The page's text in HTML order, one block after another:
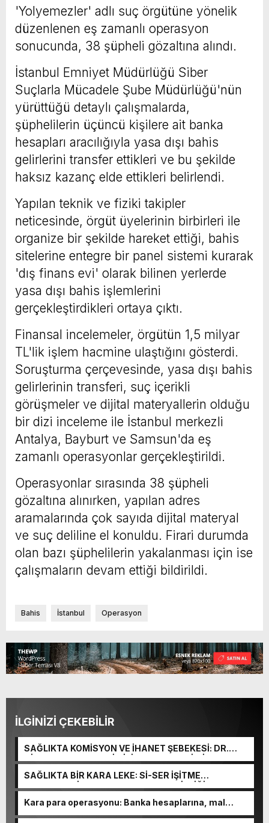
'Yolyemezler' adlı suç örgütüne yönelik
düzenlenen eş zamanlı operasyon
sonucunda, 38 şüpheli gözaltına alındı.
İstanbul Emniyet Müdürlüğü Siber
Suçlarla Mücadele Şube Müdürlüğü'nün
yürüttüğü detaylı çalışmalarda,
şüphelilerin üçüncü kişilere ait banka
hesapları aracılığıyla yasa dışı bahis
gelirlerini transfer ettikleri ve bu şekilde
haksız kazanç elde ettikleri belirlendi.
Yapılan teknik ve fiziki takipler
neticesinde, örgüt üyelerinin birbirleri ile
organize bir şekilde hareket ettiği, bahis
sitelerine entegre bir panel sistemi kurarak
'dış finans evi' olarak bilinen yerlerde
yasa dışı bahis işlemlerini
gerçekleştirdikleri ortaya çıktı.
Finansal incelemeler, örgütün 1,5 milyar
TL'lik işlem hacmine ulaştığını gösterdi.
Soruşturma çerçevesinde, yasa dışı bahis
gelirlerinin transferi, suç içerikli
görüşmeler ve dijital materyallerin olduğu
bir dizi inceleme ile İstanbul merkezli
Antalya, Bayburt ve Samsun'da eş
zamanlı operasyonlar gerçekleştirildi.
Operasyonlar sırasında 38 şüpheli
gözaltına alınırken, yapılan adres
aramalarında çok sayıda dijital materyal
ve suç deliline el konuldu. Firari durumda
olan bazı şüphelilerin yakalanması için ise
çalışmaların devam ettiği bildirildi.
Bahis İstanbul Operasyon
İLGİNİZİ ÇEKEBİLİR
SAĞLIKTA KOMİSYON VE İHANET ŞEBEKESİ: DR.
NİHAT URUÇ VE SEMİH İŞİTME MERKEZİ’NİN SGK
VURGUNU!
SAĞLIKTA BİR KARA LEKE: Sİ-SER İŞİTME
MERKEZLERİ VE MODERN UMUT TACİRLİĞİ
Kara para operasyonu: Banka hesaplarına, mal